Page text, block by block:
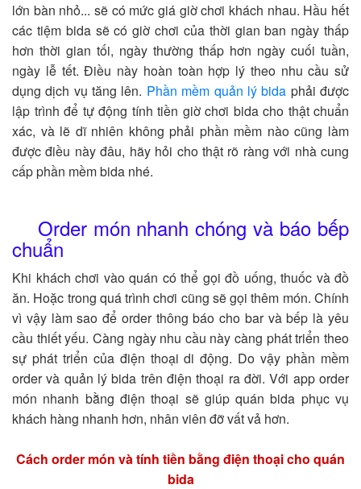
lớn bàn nhỏ... sẽ có mức giá giờ chơi khách nhau. Hầu hết
các tiệm bida sẽ có giờ chơi của thời gian ban ngày thấp
hơn thời gian tối, ngày thường thấp hơn ngày cuối tuần,
ngày lễ tết. Điều này hoàn toàn hợp lý theo nhu cầu sử
dụng dịch vụ tăng lên. Phần mềm quản lý bida phải được
lập trình để tự động tính tiền giờ chơi bida cho thật chuẩn
xác, và lẽ dĩ nhiên không phải phần mềm nào cũng làm
được điều này đâu, hãy hỏi cho thật rõ ràng với nhà cung
cấp phần mềm bida nhé.
Order món nhanh chóng và báo bếp
chuẩn
Khi khách chơi vào quán có thể gọi đồ uống, thuốc và đồ
ăn. Hoặc trong quá trình chơi cũng sẽ gọi thêm món. Chính
vì vậy làm sao để order thông báo cho bar và bếp là yêu
cầu thiết yếu. Càng ngày nhu cầu này càng phát triển theo
sự phát triển của điện thoại di động. Do vậy phần mềm
order và quản lý bida trên điện thoại ra đời. Với app order
món nhanh bằng điện thoại sẽ giúp quán bida phục vụ
khách hàng nhanh hơn, nhân viên đỡ vất vả hơn.
Cách order món và tính tiền bằng điện thoại cho quán
bida